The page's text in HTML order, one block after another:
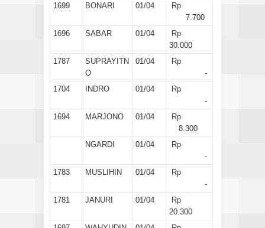
1699
BONARI 01/04
Rp
7.700
1696
SABAR 01/04
Rp
30.000
1787
SUPRAYITN
O
01/04
Rp
-
1704
INDRO 01/04
Rp
-
1694
MARJONO 01/04
Rp
8.300
NGARDI
01/04
Rp
-
1783
MUSLIHIN 01/04
Rp
-
1781
JANURI 01/04
Rp
20.300